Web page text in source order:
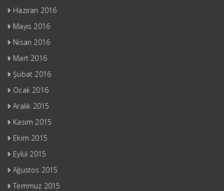
Haziran 2016
Mayıs 2016
Nisan 2016
Mart 2016
Şubat 2016
Ocak 2016
Aralık 2015
Kasım 2015
Ekim 2015
Eylül 2015
Ağustos 2015
Temmuz 2015